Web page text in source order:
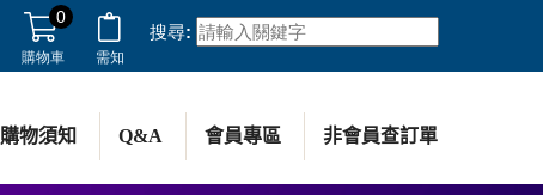
購物車
0
需知
搜尋:
購物須知 Q&A 會員專區 非會員查訂單